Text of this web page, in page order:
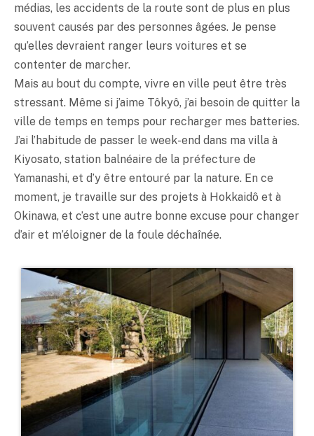
médias, les accidents de la route sont de plus en plus
souvent causés par des personnes âgées. Je pense
qu’elles devraient ranger leurs voitures et se
contenter de marcher.
Mais au bout du compte, vivre en ville peut être très
stressant. Même si j’aime Tôkyô, j’ai besoin de quitter la
ville de temps en temps pour recharger mes batteries.
J’ai l’habitude de passer le week-end dans ma villa à
Kiyosato, station balnéaire de la préfecture de
Yamanashi, et d’y être entouré par la nature. En ce
moment, je travaille sur des projets à Hokkaidô et à
Okinawa, et c’est une autre bonne excuse pour changer
d’air et m’éloigner de la foule déchaînée.